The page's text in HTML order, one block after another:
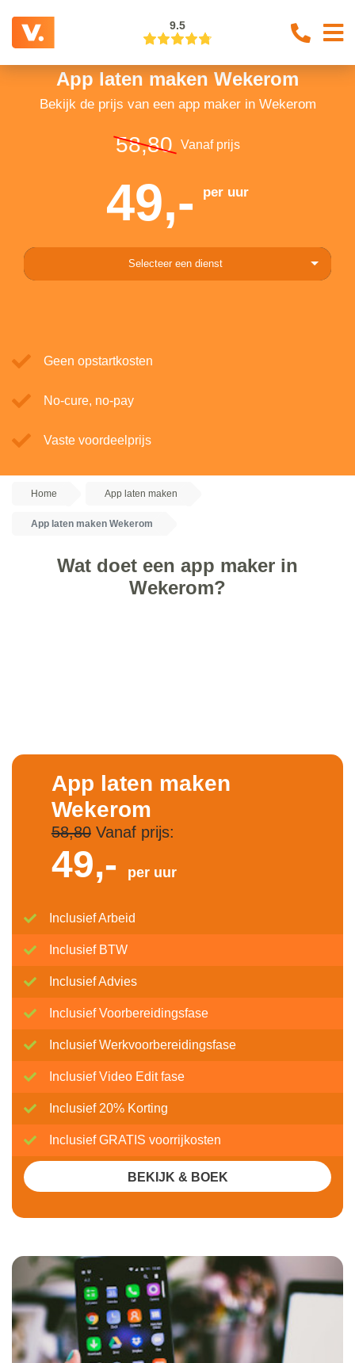
9.5
App laten maken Wekerom
Bekijk de prijs van een app maker in Wekerom
58,80 Vanaf prijs
49,- per uur
Selecteer een dienst
Geen opstartkosten
No-cure, no-pay
Vaste voordeelprijs
Home App laten maken
App laten maken Wekerom
Wat doet een app maker in
Wekerom?
App laten maken
Wekerom
58,80Vanaf prijs:
49,- per uur
Inclusief Arbeid
Inclusief BTW
Inclusief Advies
Inclusief Voorbereidingsfase
Inclusief Werkvoorbereidingsfase
Inclusief Video Edit fase
Inclusief 20% Korting
Inclusief GRATIS voorrijkosten
BEKIJK & BOEK